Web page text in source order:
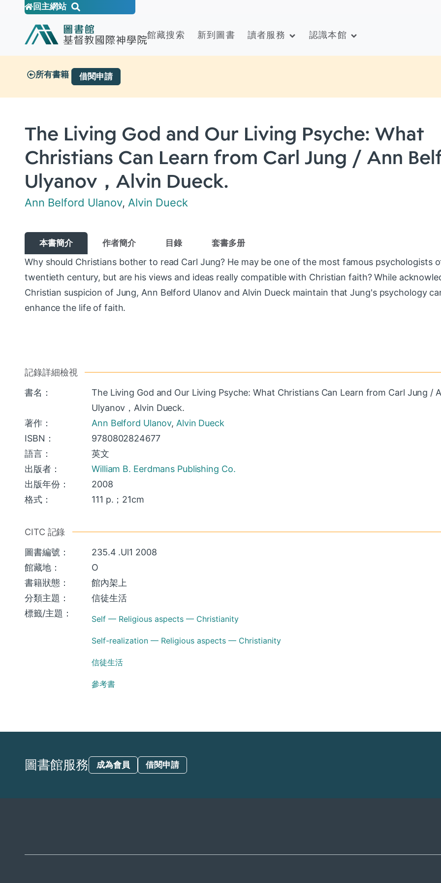
回主網站
館藏搜索 新到圖書 讀者服務 認識本館
所有書籍 借閱申請
The Living God and Our Living Psyche: What
Christians Can Learn from Carl Jung / Ann
Ulyanov，Alvin Dueck.
Ann Belford Ulanov, Alvin Dueck
本書簡介 作者簡介 目錄 套書多册
Why should Christians bother to read Carl Jung? He may be one of the most famous psychologists
twentieth century, but are his views and ideas really compatible with Christian faith? While
Christian suspicion of Jung, Ann Belford Ulanov and Alvin Dueck maintain that Jung's psychology
enhance the life of faith.
記錄詳細檢視
書名：
The Living God and Our Living Psyche: What Christians Can Learn from Carl Jung /
Ulyanov，Alvin Dueck.
著作：
Ann Belford Ulanov,Alvin Dueck
ISBN：
9780802824677
語言：
英文
出版者：
William B. Eerdmans Publishing Co.
出版年份：
2008
格式：
111 p.；21cm
CITC 記錄
圖書編號：
235.4 .Ul1 2008
館藏地：
O
書籍狀態：
館內架上
分類主題：
信徒生活
標籤/主題：
Self — Religious aspects — Christianity
Self-realization — Religious aspects — Christianity
信徒生活
參考書
圖書館服務 成為會員 借閱申請